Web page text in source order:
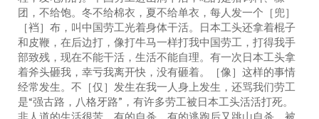
团，不给饱。冬不给棉衣，夏不给单衣，每人发一个［兜］
［裆］布，叫中国劳工光着身体干活。日本工头还拿着棍子
和皮鞭，在后边打，像打牛马一样打我中国劳工，打得我手
部致残，现在不能干活，生活不能自理。有一次日本工头拿
着斧头砸我，幸亏我离开快，没有砸着。［像］这样的事情
经常发生。不［仅］发生在我一人身上发生，还骂我们劳工
是“强古路，八格牙路”，有许多劳工被日本工头活活打死。
非人道的生活很苦，有的自杀，有的逃跑后又跳山自杀，被